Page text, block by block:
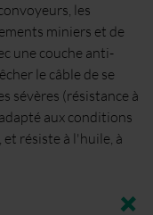
les
miniers et de
une couche anti-
le câble de se
sévères (résistance à
aux conditions
résiste à l'huile, à